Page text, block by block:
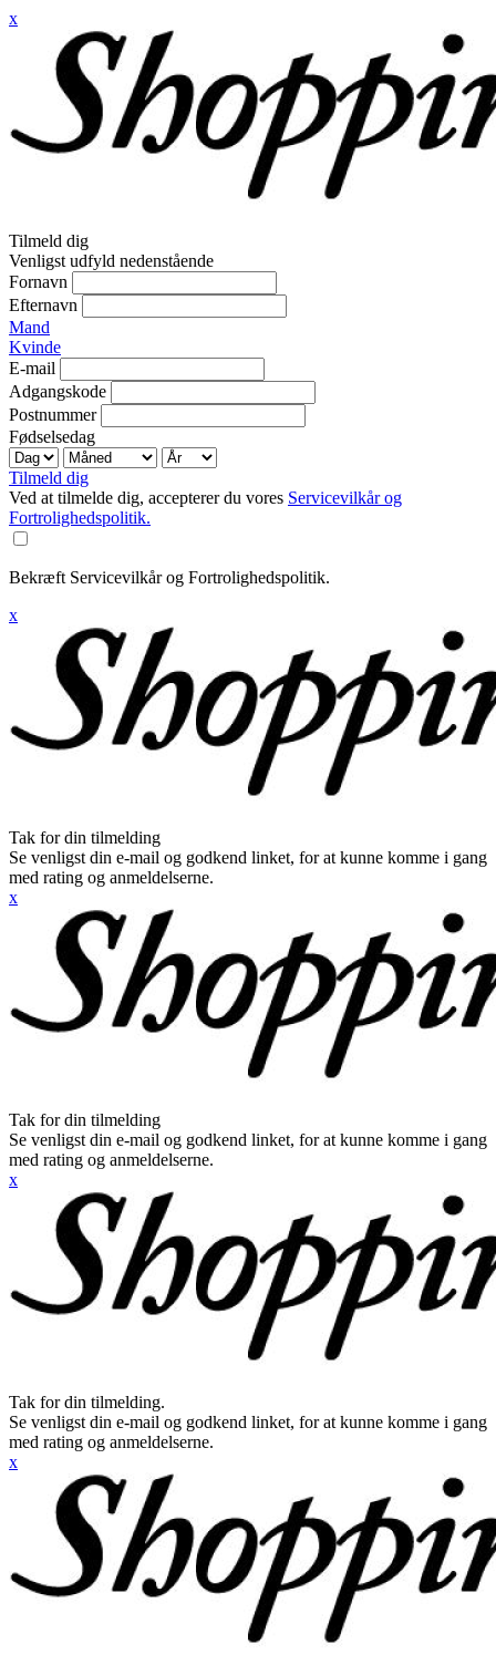
x
Tilmeld dig
Venligst udfyld nedenstående
Fornavn
Efternavn
Mand
Kvinde
E-mail
Adgangskode
Postnummer
Fødselsedag
Tilmeld dig
Ved at tilmelde dig, accepterer du vores Servicevilkår og
Fortrolighedspolitik.
Bekræft Servicevilkår og Fortrolighedspolitik.
x
Tak for din tilmelding
Se venligst din e-mail og godkend linket, for at kunne komme i gang
med rating og anmeldelserne.
x
Tak for din tilmelding
Se venligst din e-mail og godkend linket, for at kunne komme i gang
med rating og anmeldelserne.
x
Tak for din tilmelding.
Se venligst din e-mail og godkend linket, for at kunne komme i gang
med rating og anmeldelserne.
x